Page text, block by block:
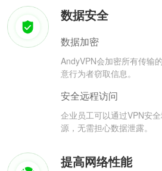
数据安全
数据加密
AndyVPN会加密所有传输
意行为者窃取信息。
安全远程访问
企业员工可以通过VPN安
源，无需担心数据泄露。
提高网络性能